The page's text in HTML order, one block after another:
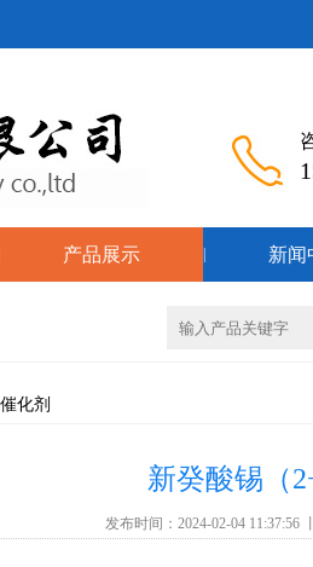
产品展示 新闻
化剂
新癸酸锡（
发布时间：2024-02-04 11:37:56